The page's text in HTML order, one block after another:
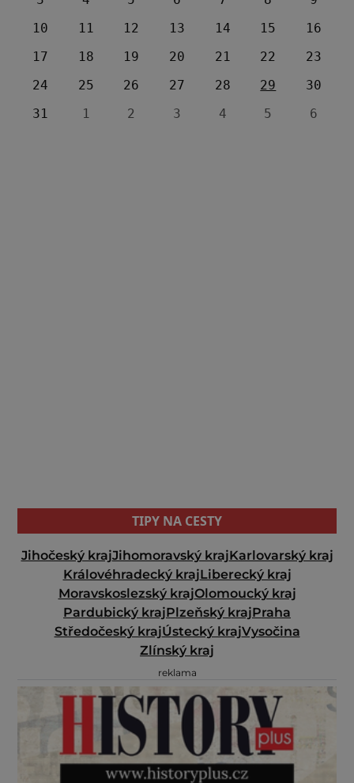
10
11 12 13 14 15
16
17
18 19 20 21 22
23
24
25 26 27 28 29
30
31
1 2 3 4 5 6
TIPY NA CESTY
Jihočeský krajJihomoravský krajKarlovarský kraj
Královéhradecký krajLiberecký kraj
Moravskoslezský krajOlomoucký kraj
Pardubický krajPlzeňský krajPraha
Středočeský krajÚstecký krajVysočina
Zlínský kraj
reklama